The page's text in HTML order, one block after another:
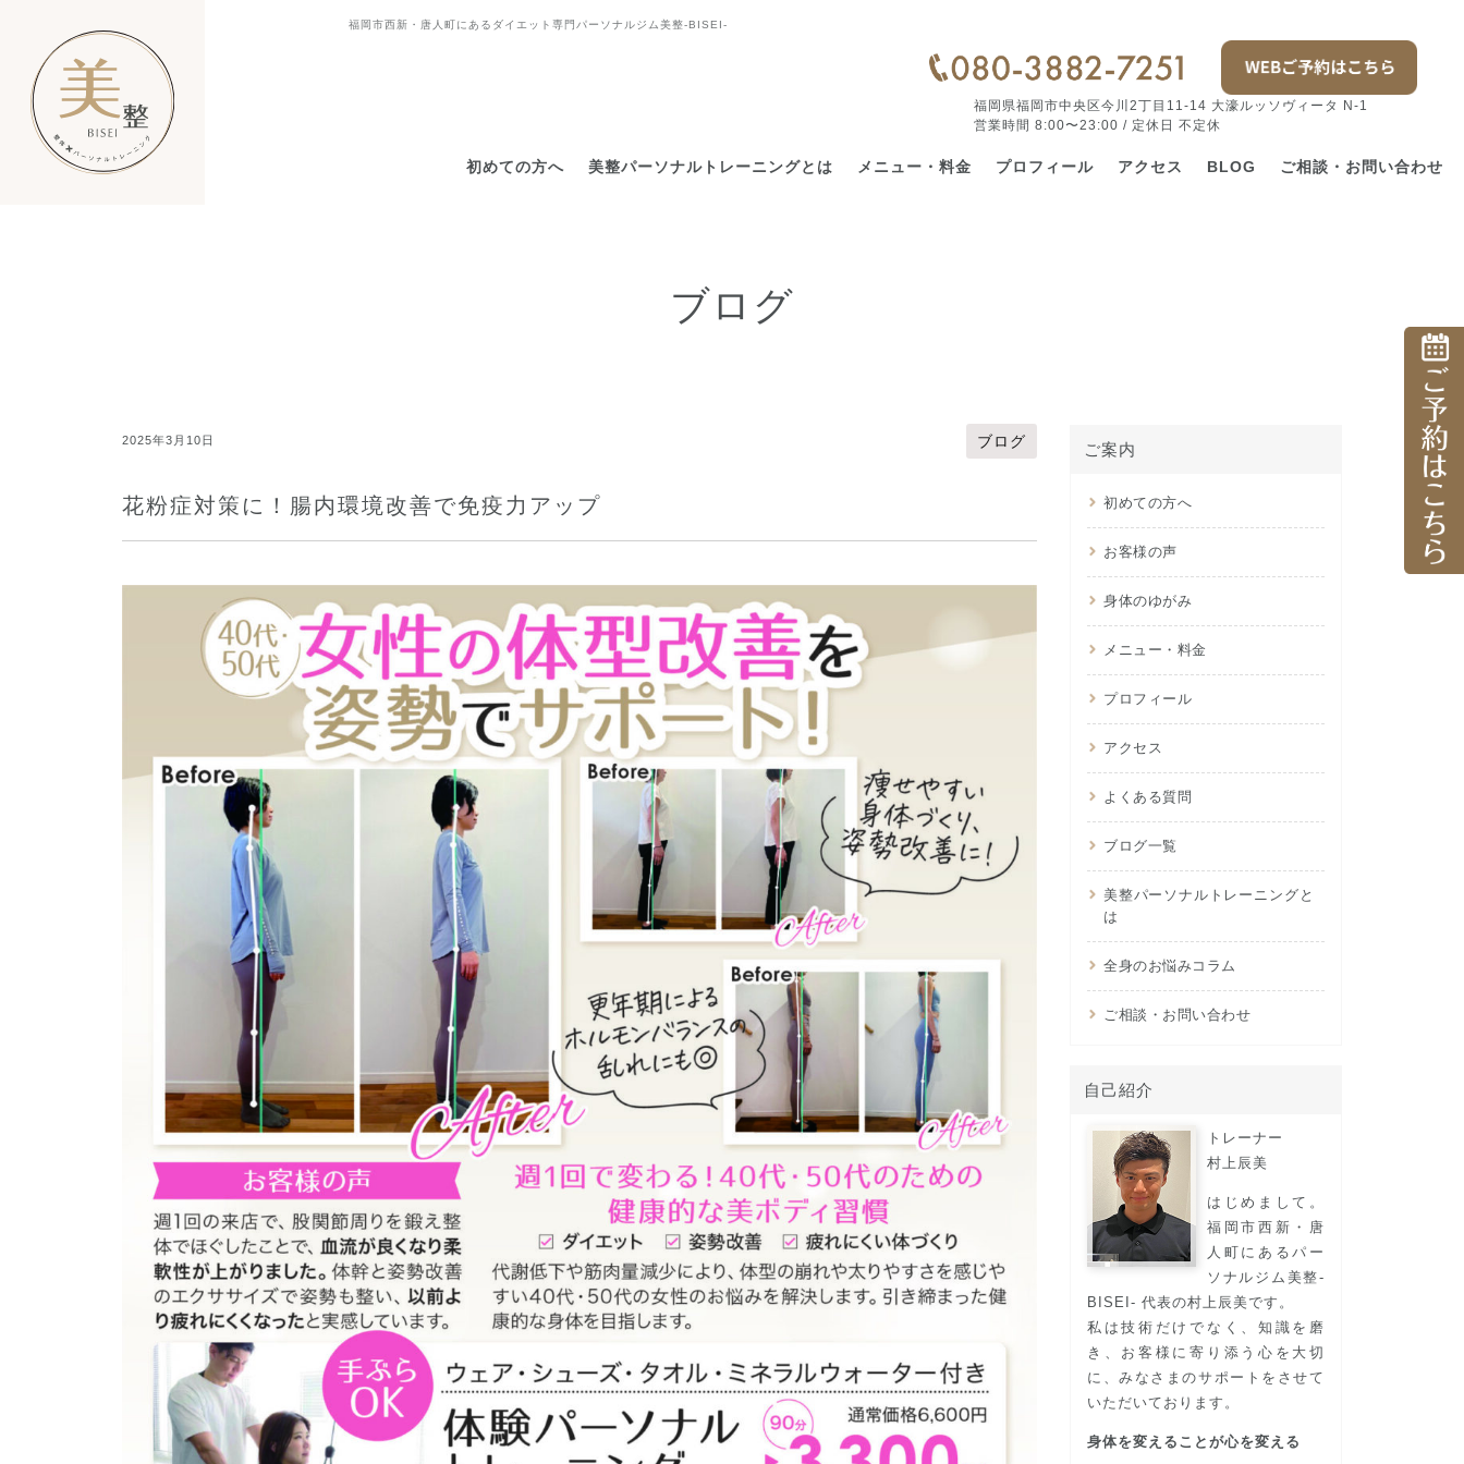
福岡市西新・唐人町にあるダイエット専門パーソナルジム美整-BISEI-
福岡県福岡市中央区今川2丁目11-14 大濠ルッソヴィータ N-1
営業時間 8:00〜23:00 / 定休日 不定休
初めての方へ 美整パーソナルトレーニングとは メニュー・料金 プロフィール アクセス BLOG ご相談・お問い合わせ
ブログ
2025年3月10日 ブログ
花粉症対策に！腸内環境改善で免疫力アップ
ご案内
初めての方へ
お客様の声
身体のゆがみ
メニュー・料金
プロフィール
アクセス
よくある質問
ブログ一覧
美整パーソナルトレーニングと
は
全身のお悩みコラム
ご相談・お問い合わせ
自己紹介
トレーナー
村上⾠美
はじめまして。
福岡市西新・唐
人町にあるパー
ソナルジム美整-
BISEI- 代表の村上辰美です。
私は技術だけでなく、知識を磨
き、お客様に寄り添う心を大切
に、みなさまのサポートをさせて
いただいております。
身体を変えることが心を変える